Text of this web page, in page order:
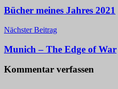
Bücher meines Jahres 2021
Nächster Beitrag
Munich – The Edge of War
Kommentar verfassen